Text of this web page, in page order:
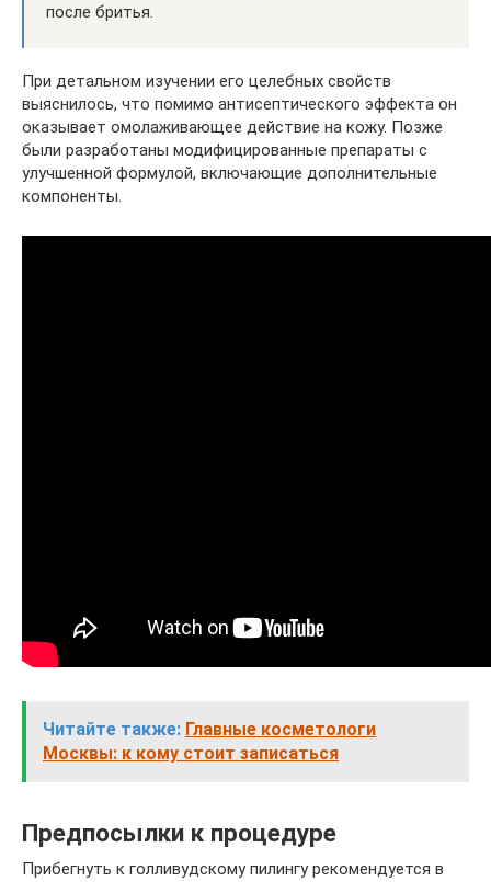
после бритья.
При детальном изучении его целебных свойств
выяснилось, что помимо антисептического эффекта он
оказывает омолаживающее действие на кожу. Позже
были разработаны модифицированные препараты с
улучшенной формулой, включающие дополнительные
компоненты.
Читайте также: Главные косметологи
Москвы: к кому стоит записаться
Предпосылки к процедуре
Прибегнуть к голливудскому пилингу рекомендуется в